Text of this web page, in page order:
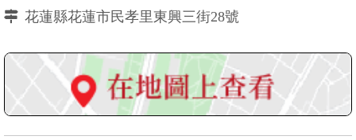
花蓮縣花蓮市民孝里東興三街28號